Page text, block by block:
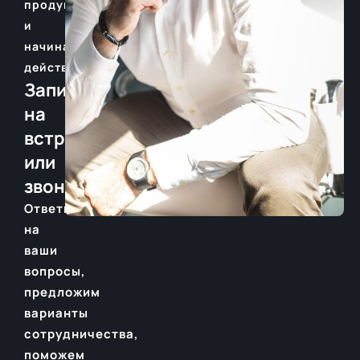
продуктом
и
начинать
действовать.
Запишитесь
на
встречу
или
звонок
Ответим
на
ваши
вопросы,
предложим
варианты
сотрудничества,
поможем